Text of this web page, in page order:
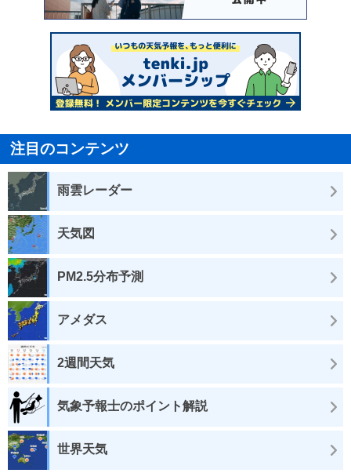
注目のコンテンツ
雨雲レーダー
天気図
PM2.5分布予測
アメダス
2週間天気
気象予報士のポイント解説
世界天気